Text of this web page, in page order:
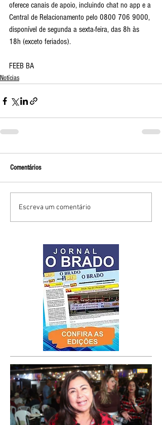
oferece canais de apoio, incluindo chat no app e a
Central de Relacionamento pelo 0800 706 9000,
disponível de segunda a sexta-feira, das 8h às
18h (exceto feriados).
FEEB BA
Notícias
Comentários
Escreva um comentário